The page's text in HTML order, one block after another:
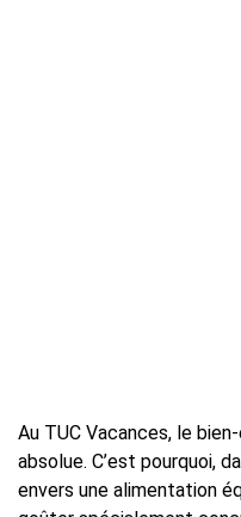
Au TUC Vacances, le
absolue. C’est pourquoi,
envers une alimentation